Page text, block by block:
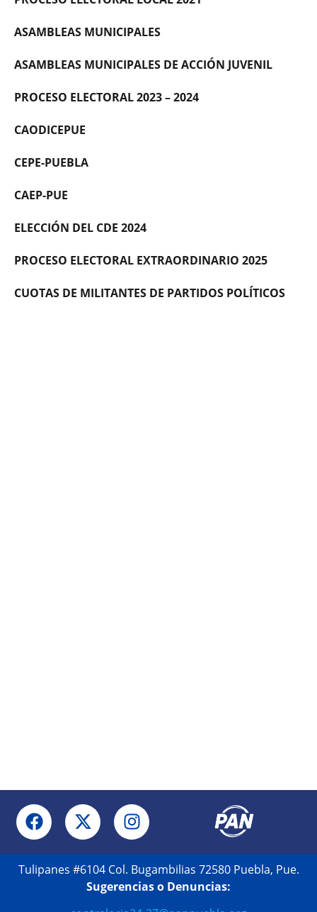
ASAMBLEAS MUNICIPALES
ASAMBLEAS MUNICIPALES DE ACCIÓN JUVENIL
PROCESO ELECTORAL 2023 – 2024
CAODICEPUE
CEPE-PUEBLA
CAEP-PUE
ELECCIÓN DEL CDE 2024
PROCESO ELECTORAL EXTRAORDINARIO 2025
CUOTAS DE MILITANTES DE PARTIDOS POLÍTICOS
Tulipanes #6104 Col. Bugambilias 72580 Puebla, Pue.
Sugerencias o Denuncias: